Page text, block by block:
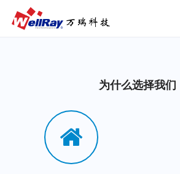
为什么选择我们